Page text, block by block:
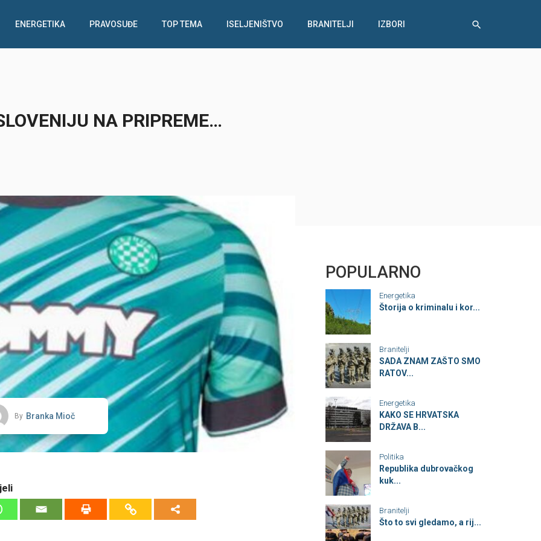
ENERGETIKA PRAVOSUĐE TOP TEMA ISELJENIŠTVO BRANITELJI IZBORI
NA PRIPREME…
By Branka Mioč
POPULARNO
Energetika
Štorija o kriminalu i kor...
Branitelji
SADA ZNAM ZAŠTO SMO
RATOV...
Energetika
KAKO SE HRVATSKA
DRŽAVA B...
Politika
Republika dubrovačkog
kuk...
Branitelji
Što to svi gledamo, a rij...